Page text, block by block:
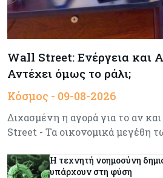
Wall Street: Ενέργεια και
Αντέχει όμως το ράλι;
Κόσμος - 09-08-2026
Διχασμένη η αγορά για το αν
Street - Τα οικονομικά μεγέθη
Η τεχνητή νοημοσύνη
υπάρχουν στη φύση